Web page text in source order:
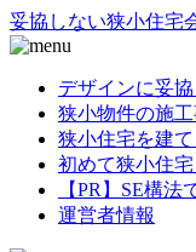
妥協 しない狭小住宅
デザインに妥
狭小物件の施
狭小住宅を建
初めて狭小住
【PR】SE構
運営者情報